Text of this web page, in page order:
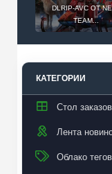
DLRIP-AVC ОТ
TEAM...
КАТЕГОРИИ
Стол заказов
Лента
Облако тегов